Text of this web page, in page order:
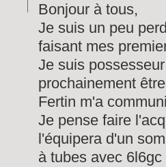
Bonjour à tous,
Je suis un peu
faisant mes
Je suis
prochainement
Fertin m'a
Je pense faire
l'équipera d'un
à tubes avec